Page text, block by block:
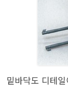
밑바닥도 디테